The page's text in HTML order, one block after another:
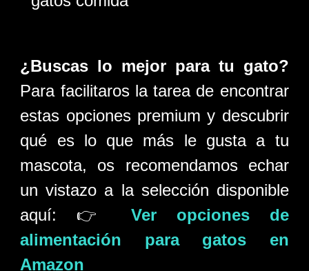
¿Buscas lo mejor para tu gato?
Para facilitaros la tarea de encontrar
estas opciones premium y descubrir
qué es lo que más le gusta a tu
mascota, os recomendamos echar
un vistazo a la selección disponible
aquí: 👉Ver opciones de
alimentación para gatos en
Amazon